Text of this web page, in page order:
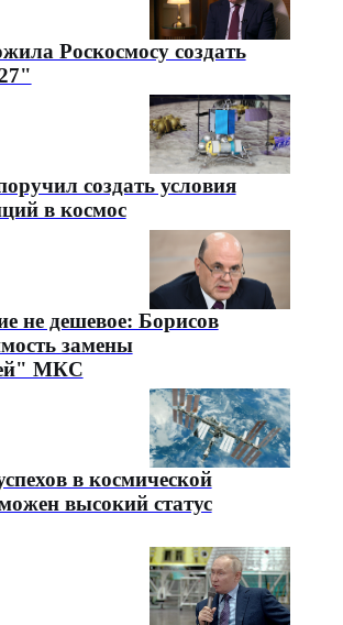
Роскосмосу создать
создать условия
в космос
не дешевое: Борисов
замены
МКС
в космической
высокий статус